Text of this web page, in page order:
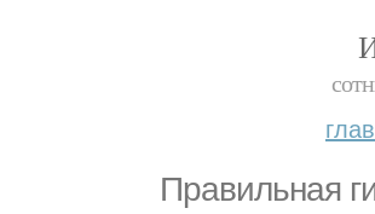
Правильная